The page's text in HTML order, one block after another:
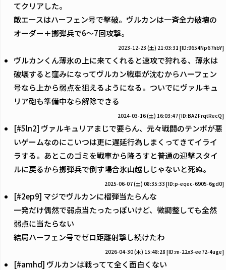
てクリアした。
敵エースはハーフェン号で撃破。ヴルカンは一斉全力破壊の
オーダー＋擲弾兵で6～7回攻撃。
2023-12-23 (土) 21:03:31 [ID:9654Np67hbY]
ヴルカンくん薄氷の上に来てくれると速攻で狩れる、薄氷は
破壊すると窪みになってヴルカン戦車が沈むからハーフェン
号なら上から弱点を狙えるようになる。ついでにヴァルキュ
リア砲も準備中なら解除できる
2024-03-16 (土) 16:03:47[ID:BAZFrqtRecQ]
[#5ln2] ヴァルキュリアまじで要らん、元々戦闘のテンポが悪
いゲームなのにこいつは更に遅延行為しまくってきてイライ
ラする。あとこのゴミを戦車から降ろすと普通の迎撃スタイ
ルに戻るから擲弾兵で倒す場合氷山越しじゃないと死ぬ。
2025-06-07 (土) 08:35:33 [ID:p-eqec-6905-6gd0]
[#2ep9] マジでヴルカンに榴弾当たらんな
一発だけ偶然で弱点当たったっぽいけど、微調整しても全然
弱点に当たらない
結局ハーフェン号でゼロ距離射撃し続けたわ
2026-04-30 (木) 15:48:28 [ID:m-22x3-ee72-4uge]
[#amhd] ヴルカンは戦ってて全く面白くない